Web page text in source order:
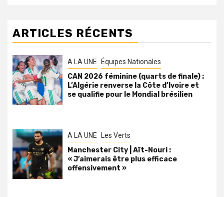
ARTICLES RÉCENTS
A LA UNE Équipes Nationales
CAN 2026 féminine (quarts de finale) :
L’Algérie renverse la Côte d’Ivoire et
se qualifie pour le Mondial brésilien
A LA UNE Les Verts
Manchester City | Aït-Nouri :
« J’aimerais être plus efficace
offensivement »